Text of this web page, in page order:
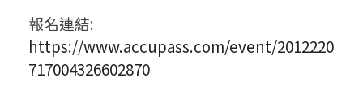
報名連結:
https://www.accupass.com/event/2012220
717004326602870